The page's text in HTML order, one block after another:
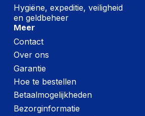
Hygiëne, expeditie, veiligheid
en geldbeheer
Meer
Contact
Over ons
Garantie
Hoe te bestellen
Betaalmogelijkheden
Bezorginformatie